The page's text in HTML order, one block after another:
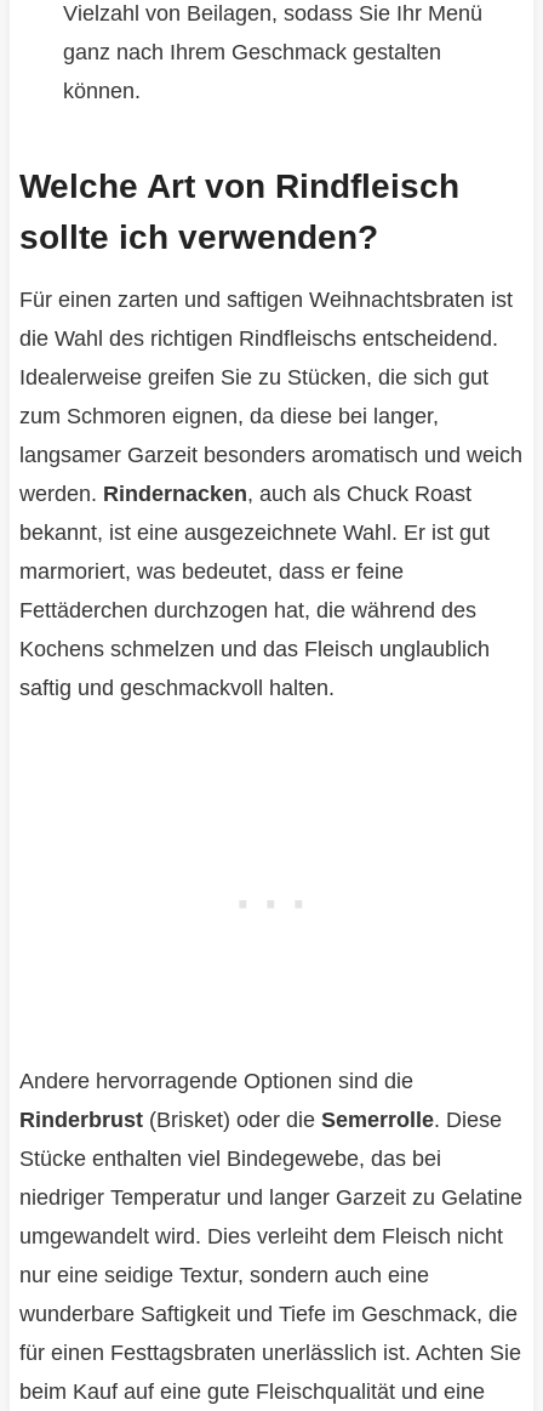
Vielzahl von Beilagen, sodass Sie Ihr Menü
ganz nach Ihrem Geschmack gestalten
können.
Welche Art von Rindfleisch
sollte ich verwenden?
Für einen zarten und saftigen Weihnachtsbraten ist
die Wahl des richtigen Rindfleischs entscheidend.
Idealerweise greifen Sie zu Stücken, die sich gut
zum Schmoren eignen, da diese bei langer,
langsamer Garzeit besonders aromatisch und weich
werden. Rindernacken, auch als Chuck Roast
bekannt, ist eine ausgezeichnete Wahl. Er ist gut
marmoriert, was bedeutet, dass er feine
Fettäderchen durchzogen hat, die während des
Kochens schmelzen und das Fleisch unglaublich
saftig und geschmackvoll halten.
Andere hervorragende Optionen sind die
Rinderbrust(Brisket) oder die Semerrolle. Diese
Stücke enthalten viel Bindegewebe, das bei
niedriger Temperatur und langer Garzeit zu Gelatine
umgewandelt wird. Dies verleiht dem Fleisch nicht
nur eine seidige Textur, sondern auch eine
wunderbare Saftigkeit und Tiefe im Geschmack, die
für einen Festtagsbraten unerlässlich ist. Achten Sie
beim Kauf auf eine gute Fleischqualität und eine